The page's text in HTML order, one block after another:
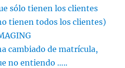
sólo tienen los clientes
tienen todos los clientes)
cambiado de matrícula,
no entiendo …..